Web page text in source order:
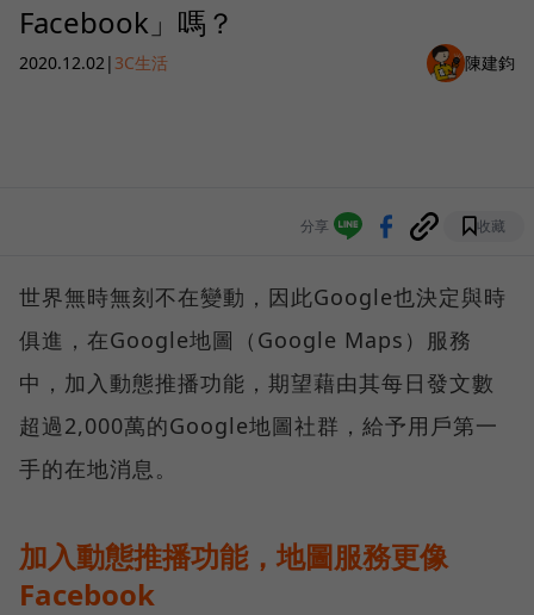
Facebook」嗎？
2020.12.02| 3C生活 陳建鈞
分享 收藏
世界無時無刻不在變動，因此Google也決定與時
俱進，在Google地圖（Google Maps）服務
中，加入動態推播功能，期望藉由其每日發文數
超過2,000萬的Google地圖社群，給予用戶第一
手的在地消息。
加入動態推播功能，地圖服務更像
Facebook